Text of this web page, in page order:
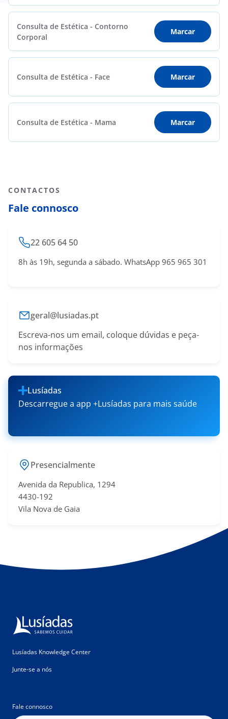
Consulta de Estética - Contorno
Corporal
Marcar
Consulta de Estética - Face Marcar
Consulta de Estética - Mama Marcar
CONTACTOS
Fale connosco
22 605 64 50
8h às 19h, segunda a sábado. WhatsApp 965 965 301
geral@lusiadas.pt
Escreva-nos um email, coloque dúvidas e peça-
nos informações
Lusíadas
Descarregue a app +Lusíadas para mais saúde
Presencialmente
Avenida da Republica, 1294
4430-192
Vila Nova de Gaia
Lusíadas Knowledge Center
Junte-se a nós
Fale connosco